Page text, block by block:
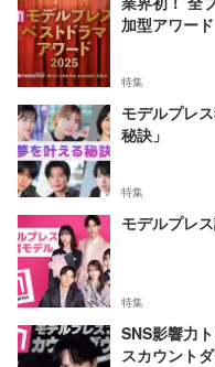
加型アワード
特集
モデルプレ
秘訣」
特集
モデルプレ
特集
SNS影響力
スカウントダ